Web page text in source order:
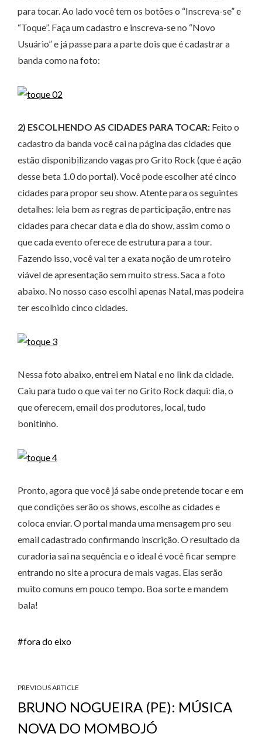
para tocar. Ao lado você tem os botões o “Inscreva-se” e
“Toque”. Faça um cadastro e inscreva-se no “Novo
Usuário” e já passe para a parte dois que é cadastrar a
banda como na foto:
2) ESCOLHENDO AS CIDADES PARA TOCAR: Feito o
cadastro da banda você cai na página das cidades que
estão disponibilizando vagas pro Grito Rock (que é ação
desse beta 1.0 do portal). Você pode escolher até cinco
cidades para propor seu show. Atente para os seguintes
detalhes: leia bem as regras de participação, entre nas
cidades para checar data e dia do show, assim como o
que cada evento oferece de estrutura para a tour.
Fazendo isso, você vai ter a exata noção de um roteiro
viável de apresentação sem muito stress. Saca a foto
abaixo. No nosso caso escolhi apenas Natal, mas podeira
ter escolhido cinco cidades.
Nessa foto abaixo, entrei em Natal e no link da cidade.
Caiu para tudo o que vai ter no Grito Rock daqui: dia, o
que oferecem, email dos produtores, local, tudo
bonitinho.
Pronto, agora que você já sabe onde pretende tocar e em
que condições serão os shows, escolhe as cidades e
coloca enviar. O portal manda uma mensagem pro seu
email cadastrado confirmando inscrição. O resultado da
curadoria sai na sequência e o ideal é você ficar sempre
entrando no site a procura de mais vagas. Elas serão
muito comuns em pouco tempo. Boa sorte e mandem
bala!
fora do eixo
PREVIOUS ARTICLE
BRUNO NOGUEIRA (PE): MÚSICA
NOVA DO MOMBOJÓ